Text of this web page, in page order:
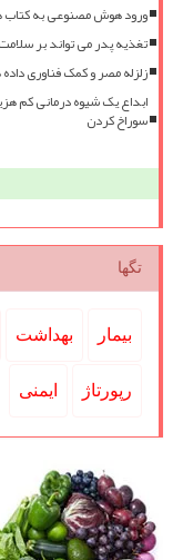
ورود هوش مصنوعی به
تغذیه پدر می تواند بر سلامت
زلزله مصر و کمک فناوری
ابداع یک شیوه درمانی کم
سوراخ کردن
تگها
بیمار بهداشت
رپورتاژ ایمنی